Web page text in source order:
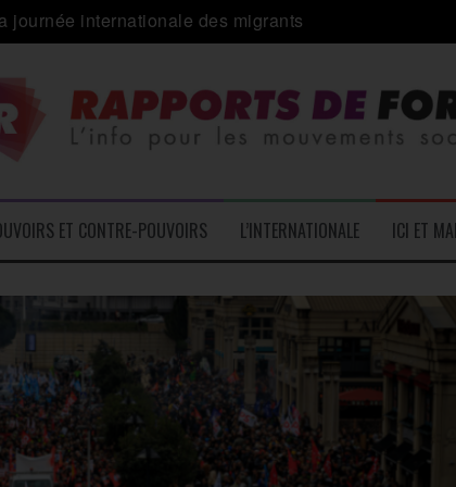
journée internationale des migrants
– L’Actu des Oublié.es
contre « l’une des plus grandes attaques jamais
ET CONTRE-POUVOIRS L’INTERNATIONALE ICI ET